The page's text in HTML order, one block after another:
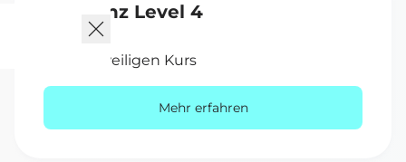
Paartanz Level 4
Stufe 4
siehe jeweiligen Kurs
Mehr erfahren